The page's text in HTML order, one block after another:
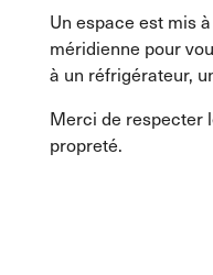
Un espace est mis
méridienne pour
à un réfrigérateur,
Merci de respecter
propreté.